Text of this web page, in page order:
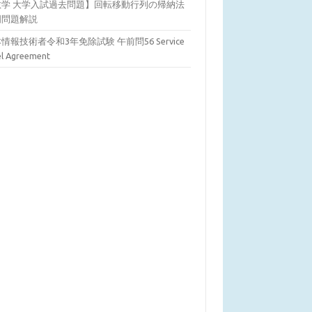
学 大学入試過去問題】回転移動行列の帰納法
題解説
報技術者令和3年免除試験 午前問56 Service
Agreement